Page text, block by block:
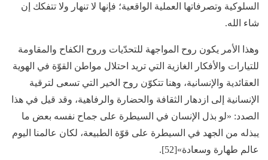
السلوكية وتصرفاتها العملية الواقعية؛ فإنها لا تنهار ولا تتفكك إن
شاء الله.
وهذا الأمر يكون روح المواجهة للتحدّيات وروح الكفاح والمقاومة
للتيارات والأفكار الغازية التي تريد احتلال مواطن القوّة في الهوية
العقائدية والإنسانية، وهنا تتكوّن روح الخير التي تسعى لترقية
الإنسانية إلى ازدهار الثقافة والحضارة والرفاهية، وقد قيل في هذا
الصدد: «لو بذل الإنسان في السيطرة على جماح نفسه بعض ما
يبذله من الجهد في السيطرة على قوّة الطبيعة، لكان عالمنا اليوم
عالم طهارة وسعادة»[52].